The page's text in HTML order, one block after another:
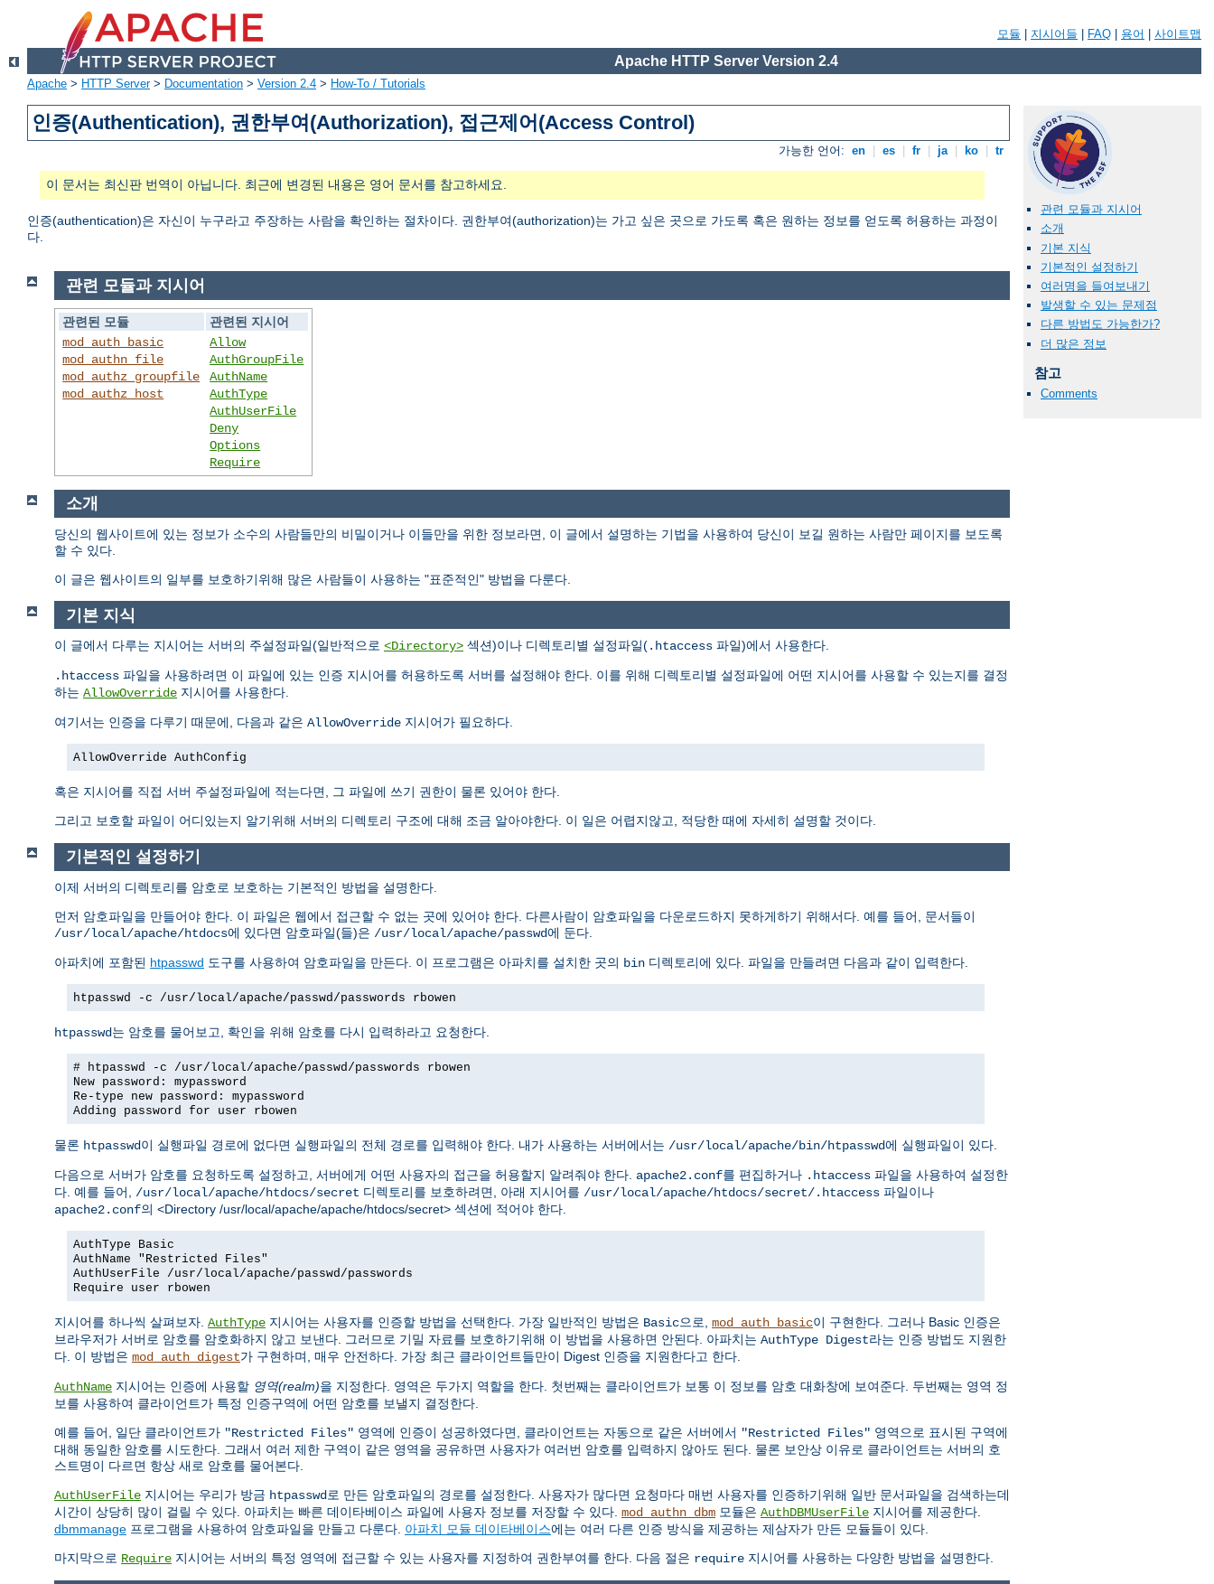
모듈 지시어들 FAQ 용어 사이트맵
Apache HTTP Server Version 2.4
Apache > HTTP Server> Documentation > Version 2.4 > How-To / Tutorials
인증(Authentication), 권한부여(Authorization), 접근제어(Access Control)
가능한 언어: en es fr ja ko tr
이 문서는 최신판 번역이 아닙니다. 최근에 변경된 내용은 영어 문서를 참고하세요.
인증(authentication)은 자신이 누구라고 주장하는 사람을 확인하는 절차이다. 권한부여(authorization)는 가고 싶은 곳으로 가도록 혹은 원하는 정보를 얻도록 허용하는 과정이
다.
관련 모듈과 지시어
소개
기본 지식
기본적인 설정하기
여러명을 들여보내기
발생할 수 있는 문제점
다른 방법도 가능한가?
더 많은 정보
참고
Comments
관련 모듈과 지시어
관련된 모듈
관련된 지시어
mod_auth_basic
mod_authn_file
mod_authz_groupfile
mod_authz_host
Allow
AuthGroupFile
AuthName
AuthType
AuthUserFile
Deny
Options
Require
소개
당신의 웹사이트에 있는 정보가 소수의 사람들만의 비밀이거나 이들만을 위한 정보라면, 이 글에서 설명하는 기법을 사용하여 당신이 보길 원하는 사람만 페이지를 보도록
할 수 있다.
이 글은 웹사이트의 일부를 보호하기위해 많은 사람들이 사용하는 "표준적인" 방법을 다룬다.
기본 지식
이 글에서 다루는 지시어는 서버의 주설정파일(일반적으로 <Directory> 섹션)이나 디렉토리별 설정파일(.htaccess 파일)에서 사용한다.
.htaccess 파일을 사용하려면 이 파일에 있는 인증 지시어를 허용하도록 서버를 설정해야 한다. 이를 위해 디렉토리별 설정파일에 어떤 지시어를 사용할 수 있는지를 결정
하는 AllowOverride 지시어를 사용한다.
여기서는 인증을 다루기 때문에, 다음과 같은 AllowOverride 지시어가 필요하다.
AllowOverride AuthConfig
혹은 지시어를 직접 서버 주설정파일에 적는다면, 그 파일에 쓰기 권한이 물론 있어야 한다.
그리고 보호할 파일이 어디있는지 알기위해 서버의 디렉토리 구조에 대해 조금 알아야한다. 이 일은 어렵지않고, 적당한 때에 자세히 설명할 것이다.
기본적인 설정하기
이제 서버의 디렉토리를 암호로 보호하는 기본적인 방법을 설명한다.
먼저 암호파일을 만들어야 한다. 이 파일은 웹에서 접근할 수 없는 곳에 있어야 한다. 다른사람이 암호파일을 다운로드하지 못하게하기 위해서다. 예를 들어, 문서들이
/usr/local/apache/htdocs에 있다면 암호파일(들)은 /usr/local/apache/passwd에 둔다.
아파치에 포함된 htpasswd 도구를 사용하여 암호파일을 만든다. 이 프로그램은 아파치를 설치한 곳의 bin 디렉토리에 있다. 파일을 만들려면 다음과 같이 입력한다.
htpasswd -c /usr/local/apache/passwd/passwords rbowen
htpasswd는 암호를 물어보고, 확인을 위해 암호를 다시 입력하라고 요청한다.
# htpasswd -c /usr/local/apache/passwd/passwords rbowen
New password: mypassword
Re-type new password: mypassword
Adding password for user rbowen
물론 htpasswd이 실행파일 경로에 없다면 실행파일의 전체 경로를 입력해야 한다. 내가 사용하는 서버에서는 /usr/local/apache/bin/htpasswd에 실행파일이 있다.
다음으로 서버가 암호를 요청하도록 설정하고, 서버에게 어떤 사용자의 접근을 허용할지 알려줘야 한다. apache2.conf를 편집하거나 .htaccess 파일을 사용하여 설정한
다. 예를 들어, /usr/local/apache/htdocs/secret 디렉토리를 보호하려면, 아래 지시어를 /usr/local/apache/htdocs/secret/.htaccess 파일이나
apache2.conf의 <Directory /usr/local/apache/apache/htdocs/secret> 섹션에 적어야 한다.
AuthType Basic
AuthName "Restricted Files"
AuthUserFile /usr/local/apache/passwd/passwords
Require user rbowen
지시어를 하나씩 살펴보자. AuthType 지시어는 사용자를 인증할 방법을 선택한다. 가장 일반적인 방법은 Basic으로, mod_auth_basic이 구현한다. 그러나 Basic 인증은
브라우저가 서버로 암호를 암호화하지 않고 보낸다. 그러므로 기밀 자료를 보호하기위해 이 방법을 사용하면 안된다. 아파치는 AuthType Digest라는 인증 방법도 지원한
다. 이 방법은 mod_auth_digest가 구현하며, 매우 안전하다. 가장 최근 클라이언트들만이 Digest 인증을 지원한다고 한다.
AuthName 지시어는 인증에 사용할 영역(realm)을 지정한다. 영역은 두가지 역할을 한다. 첫번째는 클라이언트가 보통 이 정보를 암호 대화창에 보여준다. 두번째는 영역 정
보를 사용하여 클라이언트가 특정 인증구역에 어떤 암호를 보낼지 결정한다.
예를 들어, 일단 클라이언트가 "Restricted Files" 영역에 인증이 성공하였다면, 클라이언트는 자동으로 같은 서버에서 "Restricted Files" 영역으로 표시된 구역에
대해 동일한 암호를 시도한다. 그래서 여러 제한 구역이 같은 영역을 공유하면 사용자가 여러번 암호를 입력하지 않아도 된다. 물론 보안상 이유로 클라이언트는 서버의 호
스트명이 다르면 항상 새로 암호를 물어본다.
AuthUserFile 지시어는 우리가 방금 htpasswd 로 만든 암호파일의 경로를 설정한다. 사용자가 많다면 요청마다 매번 사용자를 인증하기위해 일반 문서파일을 검색하는데
시간이 상당히 많이 걸릴 수 있다. 아파치는 빠른 데이타베이스 파일에 사용자 정보를 저장할 수 있다. mod_authn_dbm 모듈은 AuthDBMUserFile 지시어를 제공한다.
dbmmanage 프로그램을 사용하여 암호파일을 만들고 다룬다. 아파치 모듈 데이타베이스에는 여러 다른 인증 방식을 제공하는 제삼자가 만든 모듈들이 있다.
마지막으로 Require 지시어는 서버의 특정 영역에 접근할 수 있는 사용자를 지정하여 권한부여를 한다. 다음 절은 require 지시어를 사용하는 다양한 방법을 설명한다.